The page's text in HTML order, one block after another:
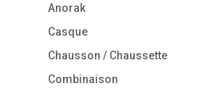
Anorak
Casque
Chausson / Chaussette
Combinaison